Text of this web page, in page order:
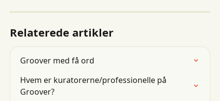
Relaterede artikler
Groover med få ord
Hvem er kuratorerne/professionelle på
Groover?